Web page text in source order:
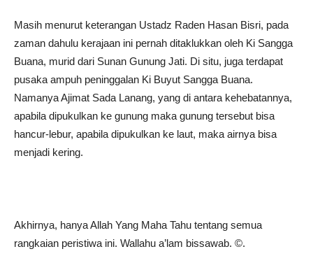
Masih menurut keterangan Ustadz Raden Hasan Bisri, pada
zaman dahulu kerajaan ini pernah ditaklukkan oleh Ki Sangga
Buana, murid dari Sunan Gunung Jati. Di situ, juga terdapat
pusaka ampuh peninggalan Ki Buyut Sangga Buana.
Namanya Ajimat Sada Lanang, yang di antara kehebatannya,
apabila dipukulkan ke gunung maka gunung tersebut bisa
hancur-lebur, apabila dipukulkan ke laut, maka airnya bisa
menjadi kering.
Akhirnya, hanya Allah Yang Maha Tahu tentang semua
rangkaian peristiwa ini. Wallahu a’lam bissawab. ©️.